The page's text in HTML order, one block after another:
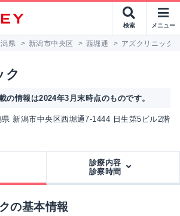
検索 メニュー
県 > 新潟市中央区 > 西堀通 > アズクリニック
ク
の情報は2024年3月末時点のものです。
新潟市中央区西堀通7-1444 日生第5ビル2階
診療内容
診察時間
の基本情報